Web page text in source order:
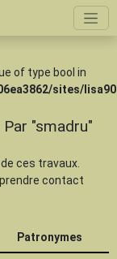
of type bool in
sites/
Par "smadru"
ces travaux.
contact
Patronymes